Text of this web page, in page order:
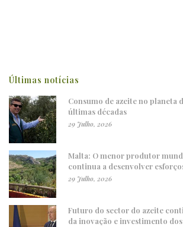
Últimas notícias
Consumo de azeite no planeta
últimas décadas
29 Julho, 2026
Malta: O menor produtor
continua a desenvolver
29 Julho, 2026
Futuro do sector do azeite
da inovação e investimento